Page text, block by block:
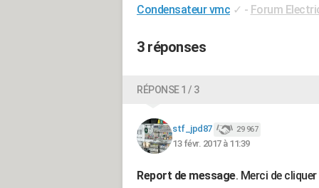
Condensateur vmc ✓ - Forum
3 réponses
RÉPONSE 1 / 3
stf_jpd87 29 967
13 févr. 2017 à 11:39
Report de message. Merci de